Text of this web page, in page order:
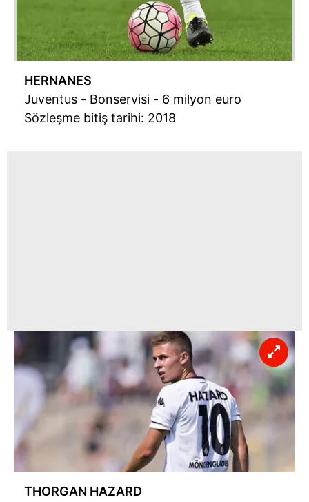
HERNANES
Juventus - Bonservisi - 6 milyon euro
Sözleşme bitiş tarihi: 2018
THORGAN HAZARD